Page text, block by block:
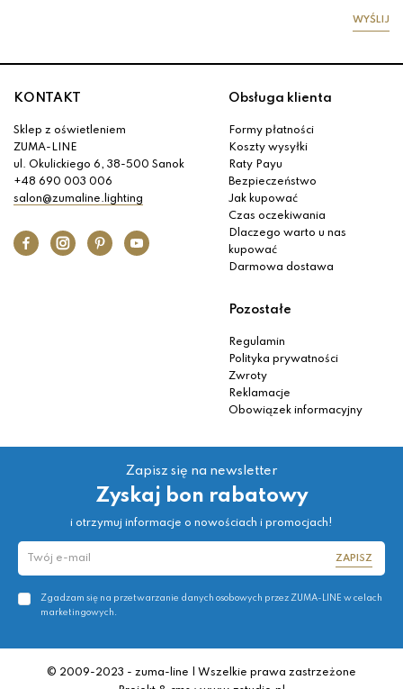
WYŚLIJ
KONTAKT
Sklep z oświetleniem
ZUMA-LINE
ul. Okulickiego 6, 38-500 Sanok
+48 690 003 006
salon@zumaline.lighting
Obsługa klienta
Formy płatności
Koszty wysyłki
Raty Payu
Bezpieczeństwo
Jak kupować
Czas oczekiwania
Dlaczego warto u nas
kupować
Darmowa dostawa
Pozostałe
Regulamin
Polityka prywatności
Zwroty
Reklamacje
Obowiązek informacyjny
Zapisz się na newsletter
Zyskaj bon rabatowy
i otrzymuj informacje o nowościach i promocjach!
ZAPISZ
Zgadzam się na przetwarzanie danych osobowych przez ZUMA-LINE w celach
marketingowych.
© 2009-2023 - zuma-line | Wszelkie prawa zastrzeżone